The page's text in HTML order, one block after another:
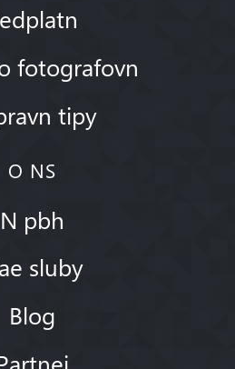
fotografovn
tipy
O NS
N pbh
sluby
Blog